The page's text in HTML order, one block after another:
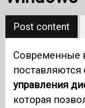
Post content
Современные
управления
которая